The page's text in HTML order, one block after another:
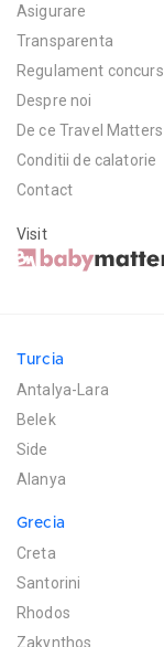
Asigurare
Transparenta
Regulament concurs
Despre noi
De ce Travel Matters
Conditii de calatorie
Contact
Visit
Turcia
Antalya-Lara
Belek
Side
Alanya
Grecia
Creta
Santorini
Rhodos
Zakynthos